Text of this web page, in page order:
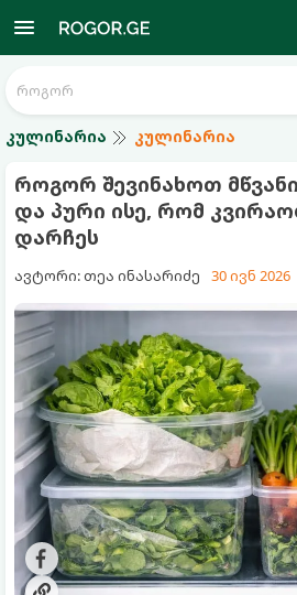
კულინარია კულინარია
როგორ შევინახოთ
და პური ისე, რომ
დარჩეს
ავტორი: თეა ინასარიძე 30 ივნ 2026